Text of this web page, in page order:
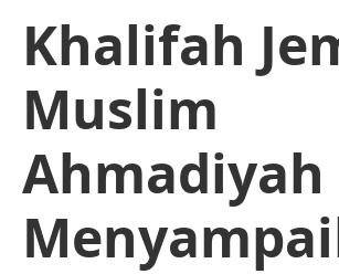
Khalifah
Muslim
Ahmadiyah